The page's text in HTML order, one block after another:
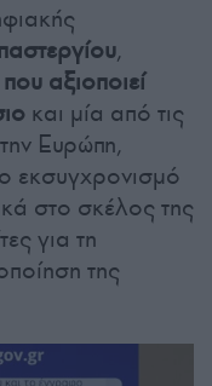
,
αξιοποιεί
και μία από τις
Ευρώπη,
εκσυγχρονισμό
στο σκέλος της
για τη
της